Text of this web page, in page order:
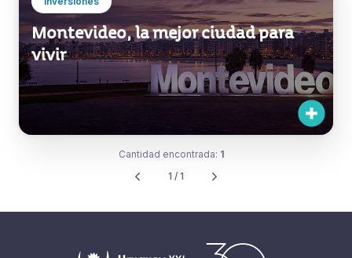
Montevideo, la mejor ciudad para
vivir
Cantidad encontrada: 1
1 / 1